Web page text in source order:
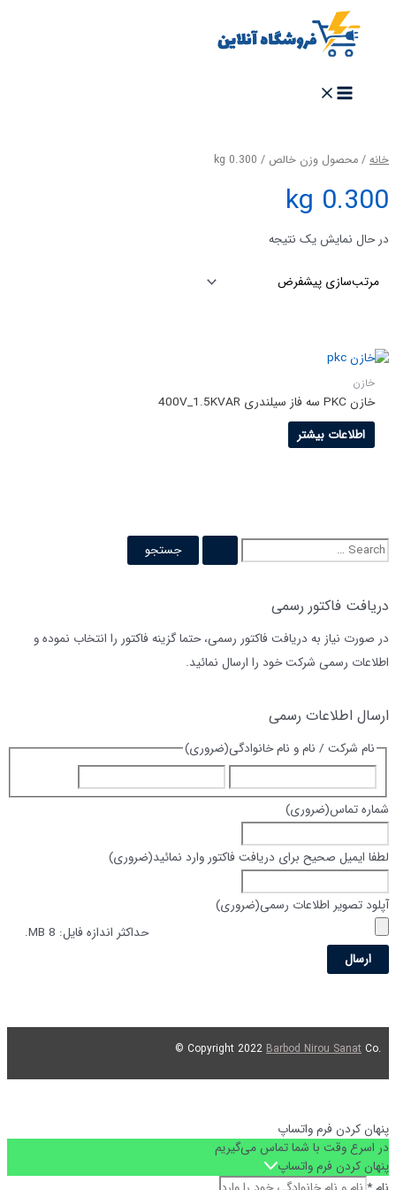
دریافت فاکتور رسمی
در صورت نیاز به دریافت فاکتور رسمی، حتما گزینه فاکتور را انتخاب نموده و
اطلاعات رسمی شرکت خود را ارسال نمائید.
ارسال اطلاعات رسمی
نام شرکت / نام و نام خانوادگی(ضروری)
شماره تماس(ضروری)
لطفا ایمیل صحیح برای دریافت فاکتور وارد نمائید(ضروری)
آپلود تصویر اطلاعات رسمی(ضروری)
حداکثر اندازه فایل: 8 MB.
خانه / محصول وزن خالص / 0.300 kg
0.300 kg
در حال نمایش یک نتیجه
خازن
خازن PKC سه فاز سیلندری 400V_1.5KVAR
اطلاعات بیشتر
.Copyright 2022
Barbod Nirou Sanat Co ©
پنهان کردن فرم واتساپ
در اسرع وقت با شما تماس می‌گیریم
پنهان کردن فرم واتساپ